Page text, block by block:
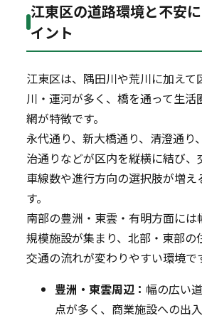
江東区の道路環境と不安
イント
江東区は、隅田川や荒川に加えて
川・運河が多く、橋を通って生活
網が特徴です。
永代通り、新大橋通り、清澄通り
治通りなどが区内を縦横に結び、
車線数や進行方向の選択肢が増え
す。
南部の豊洲・東雲・有明方面には
規模施設が集まり、北部・東部の
交通の流れが変わりやすい環境で
豊洲・東雲周辺： 幅の広い
点が多く、商業施設への出